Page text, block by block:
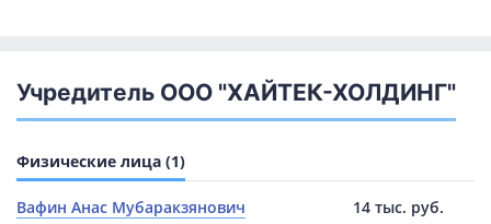
Учредитель ООО "ХАЙТЕК-ХОЛДИНГ"
Физические лица (1)
Вафин Анас Мубаракзянович
14 тыс. руб.